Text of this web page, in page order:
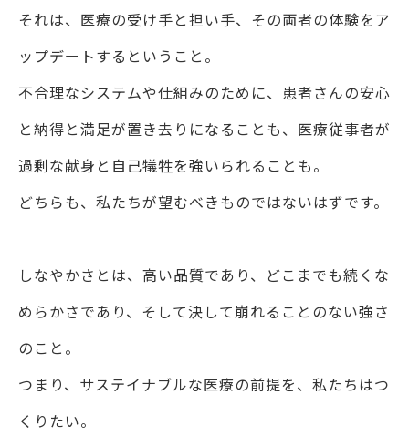
それは、医療の受け⼿と担い⼿、その両者の体験をア
ップデートするということ。
不合理なシステムや仕組みのために、患者さんの安⼼
と納得と満⾜が置き去りになることも、 医療従事者が
過剰な献⾝と⾃⼰犠牲を強いられることも。
どちらも、私たちが望むべきものではないはずです。
しなやかさとは、⾼い品質であり、どこまでも続くな
めらかさであり、 そして決して崩れることのない強さ
のこと。
つまり、サステイナブルな医療の前提を、私たちはつ
くりたい。